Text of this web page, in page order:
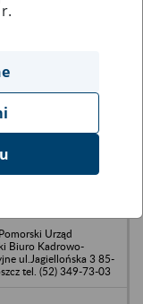
Rolnej
Urząd
Biuro Kadrowo-
ul.Jagiellońska 3 85-
tel. (52) 349-73-03